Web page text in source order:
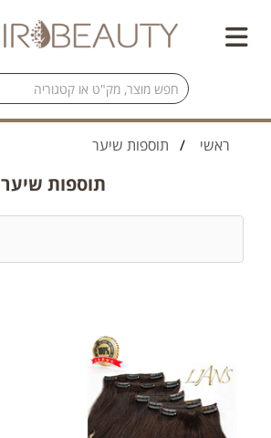
ראשי / תוספות שיער
תוספות שיער